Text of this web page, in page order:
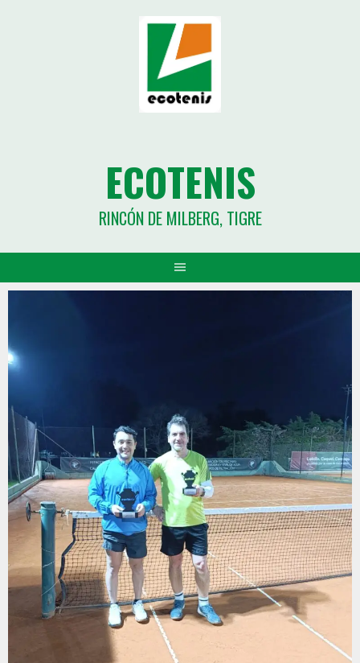
ECOTENIS
RINCÓN DE MILBERG, TIGRE